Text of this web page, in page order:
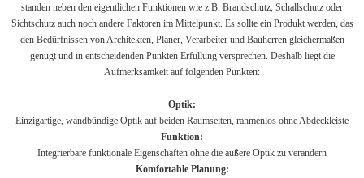
standen neben den eigentlichen Funktionen wie z.B. Brandschutz, Schallschutz oder
Sichtschutz auch noch andere Faktoren im Mittelpunkt. Es sollte ein Produkt werden, das
den Bedürfnissen von Architekten, Planer, Verarbeiter und Bauherren gleichermaßen
genügt und in entscheidenden Punkten Erfüllung versprechen. Deshalb liegt die
Aufmerksamkeit auf folgenden Punkten:
Optik:
Einzigartige, wandbündige Optik auf beiden Raumseiten, rahmenlos ohne Abdeckleiste
Funktion:
Integrierbare funktionale Eigenschaften ohne die äußere Optik zu verändern
Komfortable Planung: